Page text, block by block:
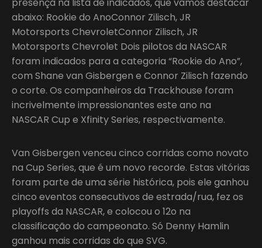
abaixo: Rookie do AnoConnor Zilisch, JR
Motorsports ChevroletConnor Zilisch, JR
Motorsports Chevrolet Dois pilotos da NASCAR
foram indicados para a categoria “Rookie do Ano”,
com Shane van Gisbergen e Connor Zilisch fazendo
o corte. Os companheiros da Trackhouse foram
incrivelmente impressionantes este ano na
NASCAR Cup e Xfinity Series, respectivamente.
Van Gisbergen venceu cinco corridas como novato
na Cup Series, que é um novo recorde. Estas vitórias
foram parte de uma série histórica, pois ele ganhou
cinco eventos consecutivos de estrada/rua, fez os
playoffs da NASCAR, e colocou o 12o na
classificação do campeonato. Só Denny Hamlin
ganhou mais corridas do que SVG.